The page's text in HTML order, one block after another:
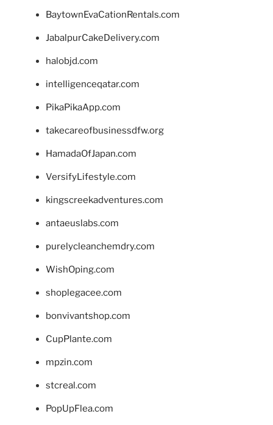
BaytownEvaCationRentals.com
JabalpurCakeDelivery.com
halobjd.com
intelligenceqatar.com
PikaPikaApp.com
takecareofbusinessdfw.org
HamadaOfJapan.com
VersifyLifestyle.com
kingscreekadventures.com
antaeuslabs.com
purelycleanchemdry.com
WishOping.com
shoplegacee.com
bonvivantshop.com
CupPlante.com
mpzin.com
stcreal.com
PopUpFlea.com